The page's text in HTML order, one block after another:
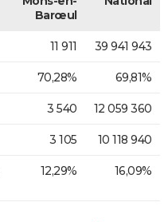
Barœul
11 911 39 941 943
70,28% 69,81%
3 540 12 059 360
3 105 10 118 940
12,29% 16,09%